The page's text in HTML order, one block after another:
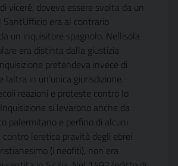
viceré, doveva essere svolta da un
era al contrario
un inquisitore spagnolo. Nellisola
era distinta dalla giustizia
pretendeva invece di
laltra in un’unica giurisdizione.
reazioni e proteste contro lo
si levarono anche da
palermitano e perfino di alcuni
leretica pravità degli ebrei
(i neofiti), non era